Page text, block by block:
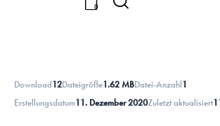
0
Download12Dateigröße1.62 MBDatei-Anzahl1
Erstellungsdatum11. Dezember 2020Zuletzt aktualisiert